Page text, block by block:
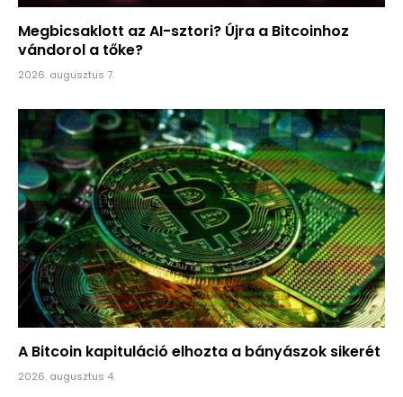
Megbicsaklott az AI-sztori? Újra a Bitcoinhoz
vándorol a tőke?
2026. augusztus 7.
A Bitcoin kapituláció elhozta a bányászok sikerét
2026. augusztus 4.